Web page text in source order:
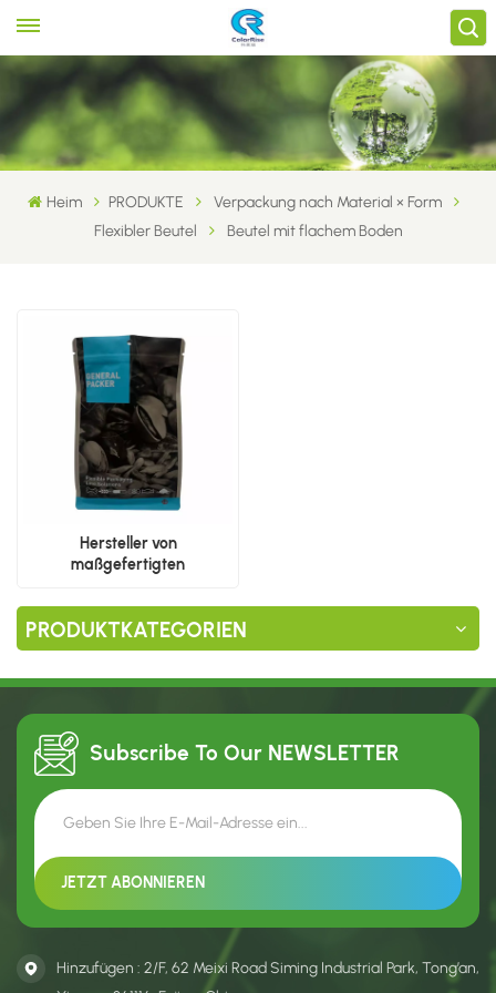
Heim PRODUKTE
Verpackung nach Material × Form
Flexibler Beutel
Beutel mit flachem Boden
Hersteller von
maßgefertigten
flachem Boden
PRODUKTKATEGORIEN
Subscribe To Our NEWSLETTER
Hinzufügen : 2/F, 62 Meixi Road Siming Industrial Park, Tong’an,